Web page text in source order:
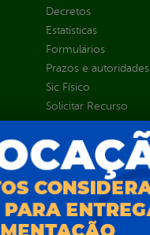
Decretos
Estatísticas
Formulários
Prazos e autoridades
Sic Físico
Solicitar Recurso